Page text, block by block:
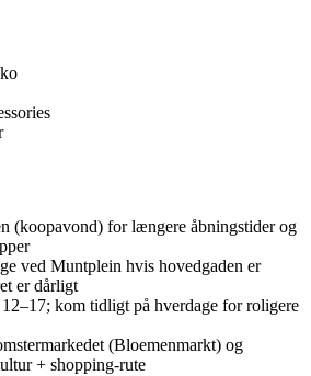
(koopavond) for længere åbningstider og
ved Muntplein hvis hovedgaden er
er dårligt
kom tidligt på hverdage for roligere
(Bloemenmarkt) og
+ shopping-rute